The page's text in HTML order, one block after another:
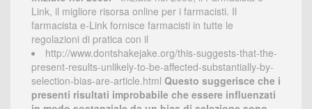
Link, il migliore risorsa online per i farmacisti. Il
farmacista e-Link fornisce farmacisti in tutte le
regolazioni di pratica con il
http://www.dontshakejake.org/this-suggests-that-the-
present-results-unlikely-to-be-affected-substantially-by-
selection-bias-are-article.html Questo suggerisce che i
presenti risultati improbabile che essere influenzati